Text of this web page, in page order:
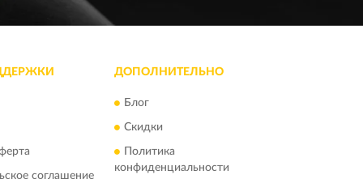
соглашение
ДОПОЛНИТЕЛЬНО
Блог
Скидки
Политика
конфиденциальности